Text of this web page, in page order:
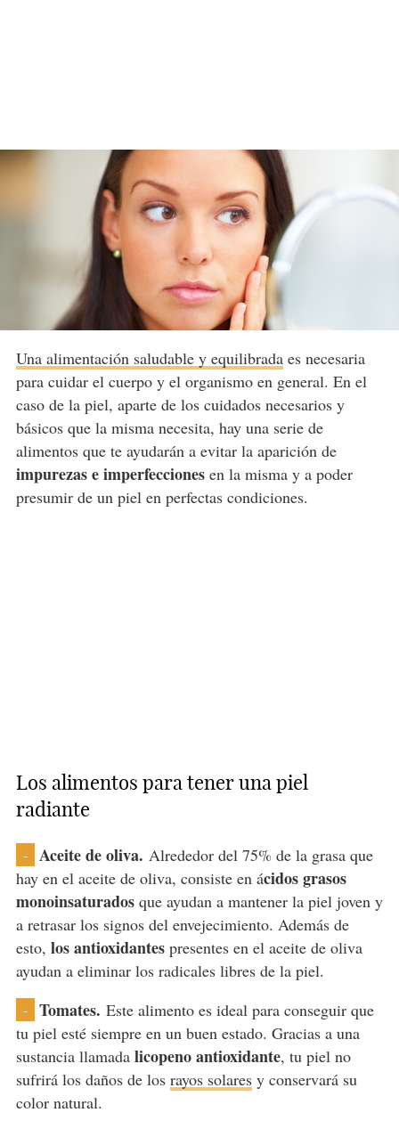
Una alimentación saludable y equilibradaes necesaria
para cuidar el cuerpo y el organismo en general. En el
caso de la piel, aparte de los cuidados necesarios y
básicos que la misma necesita, hay una serie de
alimentos que te ayudarán a evitar la aparición de
impurezas e imperfeccionesen la misma y a poder
presumir de un piel en perfectas condiciones.
Los alimentos para tener una piel
radiante
- Aceite de oliva. Alrededor del 75% de la grasa que
hay en el aceite de oliva, consiste en ácidos grasos
monoinsaturadosque ayudan a mantener la piel joven y
a retrasar los signos del envejecimiento. Además de
esto, los antioxidantespresentes en el aceite de oliva
ayudan a eliminar los radicales libres de la piel.
- Tomates. Este alimento es ideal para conseguir que
tu piel esté siempre en un buen estado. Gracias a una
sustancia llamada licopeno antioxidante, tu piel no
sufrirá los daños de los rayos solaresy conservará su
color natural.